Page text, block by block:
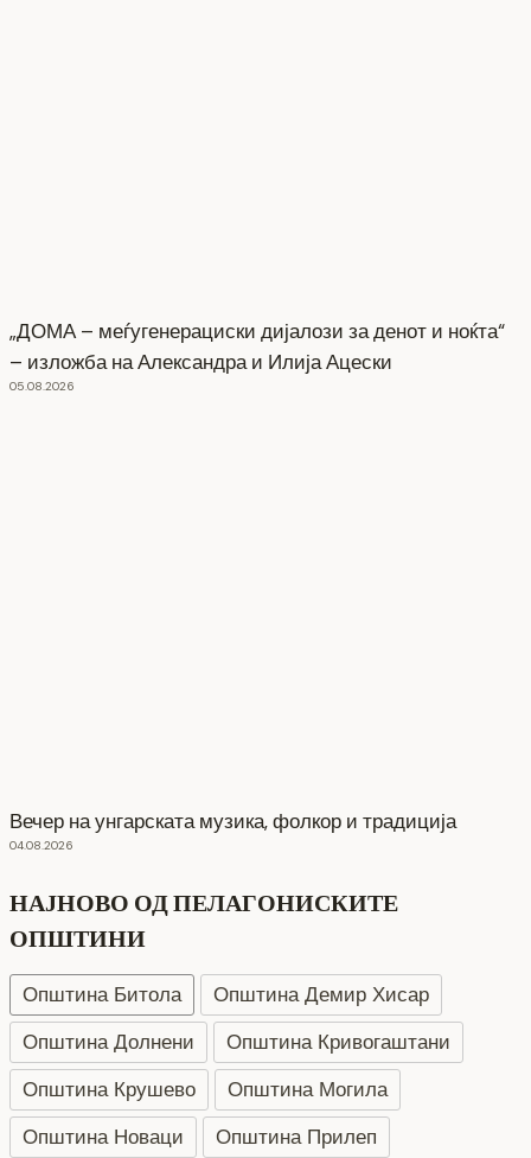
„ДОМА – меѓугенерациски дијалози за денот и ноќта“
– изложба на Александра и Илија Ацески
05.08.2026
Вечер на унгарската музика, фолкор и традиција
04.08.2026
НАЈНОВО ОД ПЕЛАГОНИСКИТЕ
ОПШТИНИ
Општина Битола
Општина Демир Хисар
Општина Долнени
Општина Кривогаштани
Општина Крушево
Општина Могила
Општина Новаци
Општина Прилеп